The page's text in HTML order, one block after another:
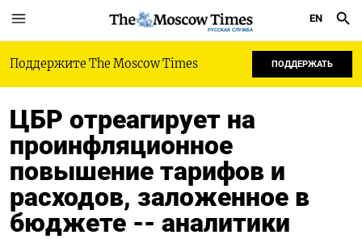
РУССКАЯ СЛУЖБА
EN
Поддержите The Moscow Times ПОДДЕРЖАТЬ
ЦБР отреагирует на
проинфляционное
повышение тарифов и
расходов, заложенное в
бюджете -- аналитики